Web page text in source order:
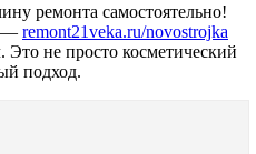
ремонта самостоятельно!
— remont21veka.ru/novostrojka
Это не просто косметический
подход.